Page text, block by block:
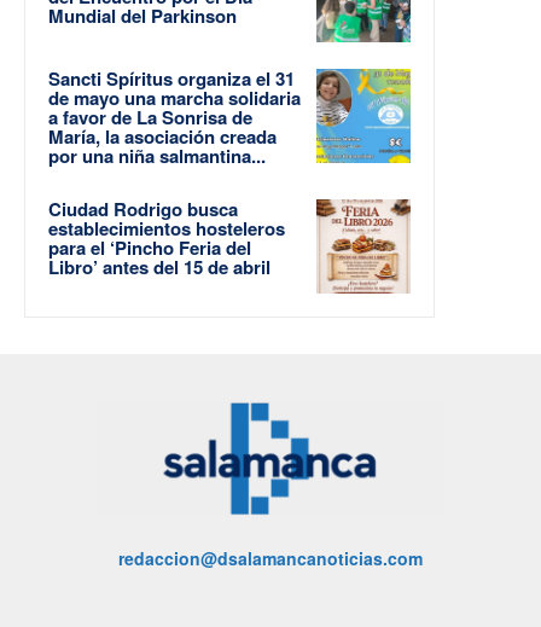
Mundial del Parkinson
Sancti Spíritus organiza el 31
de mayo una marcha solidaria
a favor de La Sonrisa de
María, la asociación creada
por una niña salmantina...
Ciudad Rodrigo busca
establecimientos hosteleros
para el ‘Pincho Feria del
Libro’ antes del 15 de abril
redaccion@dsalamancanoticias.com